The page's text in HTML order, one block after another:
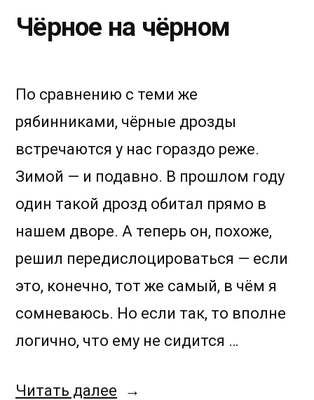
Чёрное на чёрном
По сравнению с теми же
рябинниками, чёрные дрозды
встречаются у нас гораздо реже.
Зимой — и подавно. В прошлом году
один такой дрозд обитал прямо в
нашем дворе. А теперь он, похоже,
решил передислоцироваться — если
это, конечно, тот же самый, в чём я
сомневаюсь. Но если так, то вполне
логично, что ему не сидится …
Читать далее «Чёрное